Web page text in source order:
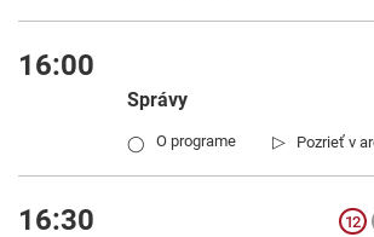
16:00
Správy
▷ Pozrieť v
◯ O programe
16:30